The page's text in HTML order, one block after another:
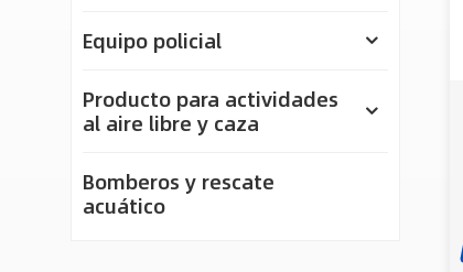
Equipo policial
Producto para actividades
al aire libre y caza
Bomberos y rescate
acuático